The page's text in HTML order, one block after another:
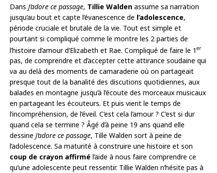
Dans J’adore ce passage, Tillie Walden assume sa narration
jusqu’au bout et capte l’évanescence de l’adolescence,
période cruciale et brutale de la vie. Tout est simple et
pourtant si compliqué comme le montre les 2 parties de
l’histoire d’amour d’Elizabeth et Rae. Compliqué de faire le 1 er
pas, de comprendre et d’accepter cette attirance soudaine qui
va au delà des moments de camaraderie où on partageait
presque tout de la banalité des discutions quotidiennes, aux
balades en montagne jusqu’à l’écoute des morceaux musicaux
en partageant les écouteurs. Et puis vient le temps de
l’incompréhension, de l’éveil. C’est cela l’amour ? C’est si dur
quand cela se termine ? Âgé d’à peine 19 ans quand elle
dessine J’adore ce passage, Tille Walden sort à peine de
l’adolescence. Sa maturité à construire une histoire et son
coup de crayon affirmé l’aide à nous faire comprendre ce
qu’une adolescente peut ressentir. Tillie Walden n’hésite pas à